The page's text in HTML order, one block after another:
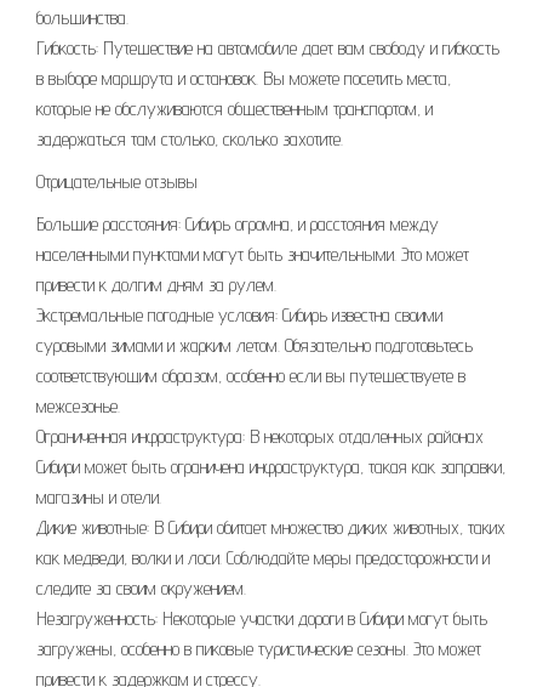
большинства.
Гибкость: Путешествие на автомобиле дает вам свободу и гибкость
в выборе маршрута и остановок. Вы можете посетить места,
которые не обслуживаются общественным транспортом, и
задержаться там столько, сколько захотите.
Отрицательные отзывы
Большие расстояния: Сибирь огромна, и расстояния между
населенными пунктами могут быть значительными. Это может
привести к долгим дням за рулем.
Экстремальные погодные условия: Сибирь известна своими
суровыми зимами и жарким летом. Обязательно подготовьтесь
соответствующим образом, особенно если вы путешествуете в
межсезонье.
Ограниченная инфраструктура: В некоторых отдаленных районах
Сибири может быть ограничена инфраструктура, такая как заправки,
магазины и отели.
Дикие животные: В Сибири обитает множество диких животных, таких
как медведи, волки и лоси. Соблюдайте меры предосторожности и
следите за своим окружением.
Незагруженность: Некоторые участки дороги в Сибири могут быть
загружены, особенно в пиковые туристические сезоны. Это может
привести к задержкам и стрессу.